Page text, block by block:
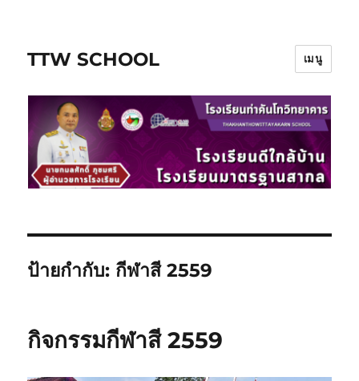
TTW SCHOOL เมนู
ป้ายกำกับ: กีฬาสี 2559
กิจกรรมกีฬาสี 2559